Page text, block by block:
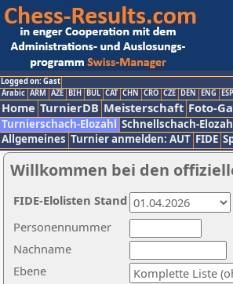
Logged on: Gast
Arabic ARM AZE BIH BUL CAT CHN CRO CZE DEN ENG ESP
Home TurnierDB Meisterschaft Foto-
Turnierschach-Elozahl Schnellschach-
Allgemeines Turnier anmelden: AUT FIDE
Willkommen bei den
Nachname
Ebene
Personennummer
FIDE-Elolisten Stand